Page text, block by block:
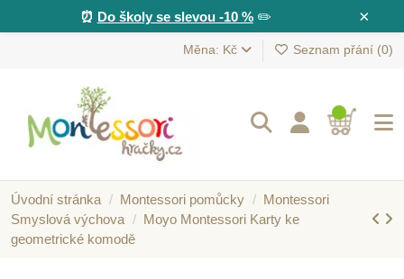
×
⏰ Do školy se slevou -10 %✏️
Měna: Kč Seznam přání (0)
Úvodní stránka Montessori pomůcky
Montessori
Smyslová výchova
Moyo Montessori Karty ke
geometrické komodě